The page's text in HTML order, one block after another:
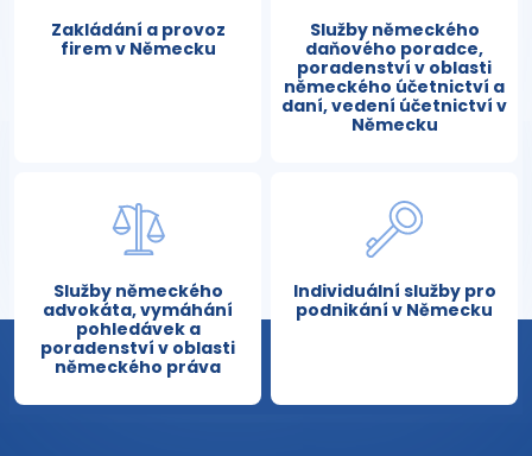
Zakládání a provoz
firem v Německu
Služby německého
daňového poradce,
poradenství v oblasti
německého účetnictví a
daní, vedení účetnictví v
Německu
Služby německého
advokáta, vymáhání
pohledávek a
poradenství v oblasti
německého práva
Individuální služby pro
podnikání v Německu